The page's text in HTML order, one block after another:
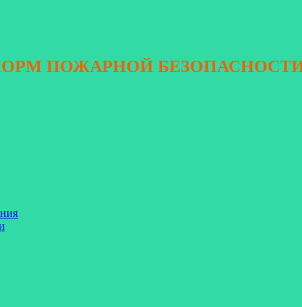
ПОЖАРНОЙ